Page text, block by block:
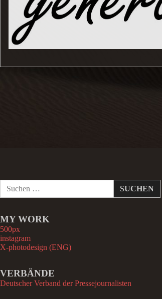
e
n
n
a
:
MY WORK
500px
instagram
X-photodesign (ENG)
VERBÄNDE
Deutscher Verband der Pressejournalisten